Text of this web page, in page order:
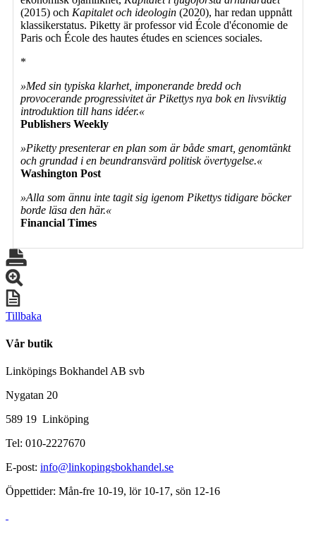
(2015) och Kapitalet och ideologin (2020), har redan uppnått
klassikerstatus. Piketty är professor vid École d'économie de
Paris och École des hautes études en sciences sociales.
*
»Med sin typiska klarhet, imponerande bredd och
provocerande progressivitet är Pikettys nya bok en livsviktig
introduktion till hans idéer.«
Publishers Weekly
»Piketty presenterar en plan som är både smart, genomtänkt
och grundad i en beundransvärd politisk övertygelse.«
Washington Post
»Alla som ännu inte tagit sig igenom Pikettys tidigare böcker
borde läsa den här.«
Financial Times
Tillbaka
Vår butik
Linköpings Bokhandel AB svb
Nygatan 20
589 19 Linköping
Tel: 010-2227670
E-post: info@linkopingsbokhandel.se
Öppettider: Mån-fre 10-19, lör 10-17, sön 12-16